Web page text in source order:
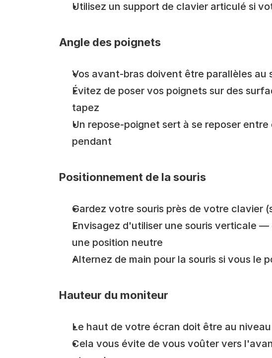
Utilisez un support de clavier articulé si
Angle des poignets
Vos avant-bras doivent être parallèles au
Évitez de poser vos poignets sur des
tapez
Un repose-poignet sert à se reposer
pendant
Positionnement de la souris
Gardez votre souris près de votre clavier
Envisagez d'utiliser une souris verticale
une position neutre
Alternez de main pour la souris si vous le
Hauteur du moniteur
Le haut de votre écran doit être au
Cela vous évite de vous voûter vers